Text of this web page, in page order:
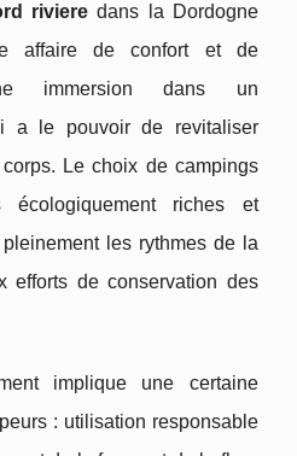
riviere dans la Dordogne
affaire de confort et de
immersion dans un
a le pouvoir de revitaliser
Le choix de campings
riches et
les rythmes de la
efforts de conservation des
implique une certaine
: utilisation responsable